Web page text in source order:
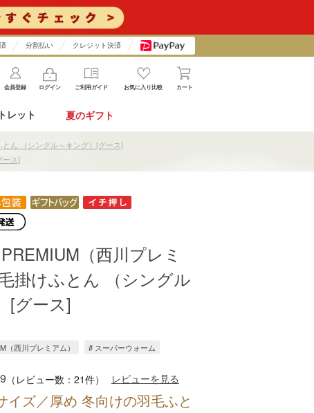
分割払い クレジット決済
会員登録 ログイン ご利用ガイド お気に入り比較 カート
レット 夏のギフト
ん （シングル～キング）[グース]
ース]
イズ／厚め 冬向けの羽毛ふと
（西川プレミ
掛けふとん （シングル
[グース]
（西川プレミアム） # スーパーウォーム
（レビュー数：21件） レビューを見る